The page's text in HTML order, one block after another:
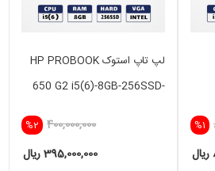
%1
لپ تاپ استوک HP PROBOOK
650 G2 i5(6)-8GB-256SSD-
%2 400,000,000
395,000,000 ریال